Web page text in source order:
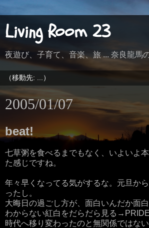
Living Room 23
夜遊び、子育て、音楽、旅 ... 奈良龍馬
2005/01/07
beat!
七草粥を食べるまでもなく、いよいよ
た感じですね。
年々早くなってる気がするな。元旦か
ったし。
大晦日の過ごし方が、面白いんだか面
わからない紅白をだらだら見る
時代へ移り変わったのと無関係ではな